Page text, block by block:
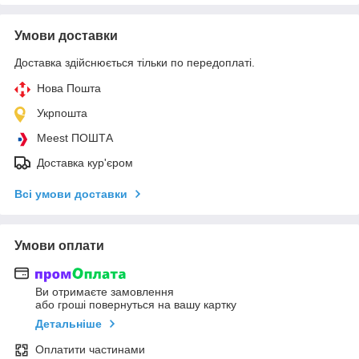
Умови доставки
Доставка здійснюється тільки по передоплаті.
Нова Пошта
Укрпошта
Meest ПОШТА
Доставка кур'єром
Всі умови доставки
Умови оплати
Ви отримаєте замовлення
або гроші повернуться на вашу картку
Детальніше
Оплатити частинами